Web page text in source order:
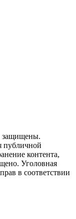
защищены.
публичной
контента,
Уголовная
в соответствии